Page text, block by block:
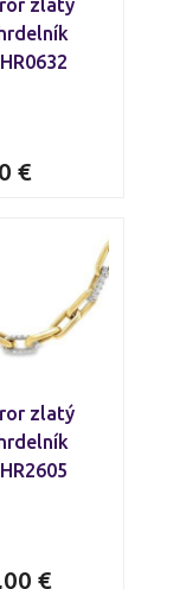
zlatý
€
zlatý
€